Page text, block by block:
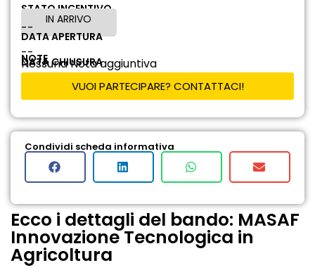
STATO INCENTIVO
IN ARRIVO
DATA APERTURA
DATA CHIUSURA
--
--
NOTE
Nessuna Nota aggiuntiva
VUOI PARTECIPARE? CONTATTACI!
Condividi scheda informativa
Ecco i dettagli del bando: MASAF
Innovazione Tecnologica in
Agricoltura